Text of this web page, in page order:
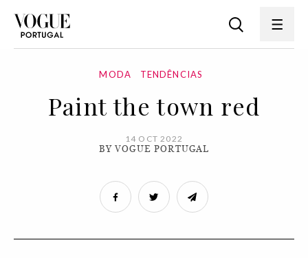
MODA TENDÊNCIAS
Paint the town red
14 OCT 2022
BY VOGUE PORTUGAL